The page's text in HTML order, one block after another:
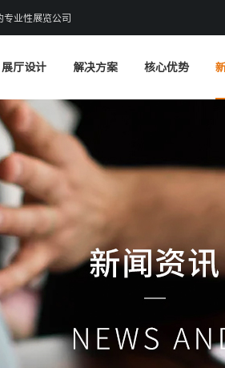
专业性展览公司
展厅设计 解决方案 核心优势